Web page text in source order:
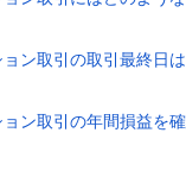
ン取引の取引最終日
ン取引の年間損益を